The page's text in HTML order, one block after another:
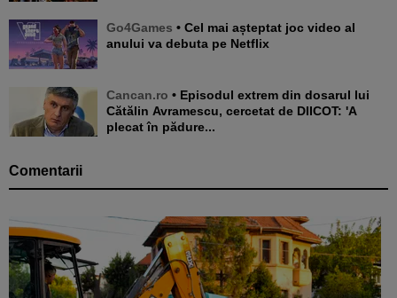
Go4Games • Cel mai așteptat joc video al
anului va debuta pe Netflix
Cancan.ro • Episodul extrem din dosarul lui
Cătălin Avramescu, cercetat de DIICOT: 'A
plecat în pădure...
Comentarii